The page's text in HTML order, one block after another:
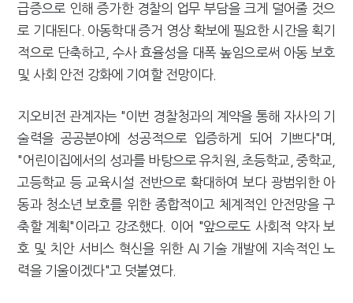
급증으로 인해 증가한 경찰의 업무 부담을 크게 덜어줄 것으
로 기대된다. 아동학대 증거 영상 확보에 필요한 시간을 획기
적으로 단축하고, 수사 효율성을 대폭 높임으로써 아동 보호
및 사회 안전 강화에 기여할 전망이다.
지오비전 관계자는 "이번 경찰청과의 계약을 통해 자사의 기
술력을 공공분야에 성공적으로 입증하게 되어 기쁘다"며,
"어린이집에서의 성과를 바탕으로 유치원, 초등학교, 중학교,
고등학교 등 교육시설 전반으로 확대하여 보다 광범위한 아
동과 청소년 보호를 위한 종합적이고 체계적인 안전망을 구
축할 계획"이라고 강조했다. 이어 "앞으로도 사회적 약자 보
호 및 치안 서비스 혁신을 위한 AI 기술 개발에 지속적인 노
력을 기울이겠다"고 덧붙였다.